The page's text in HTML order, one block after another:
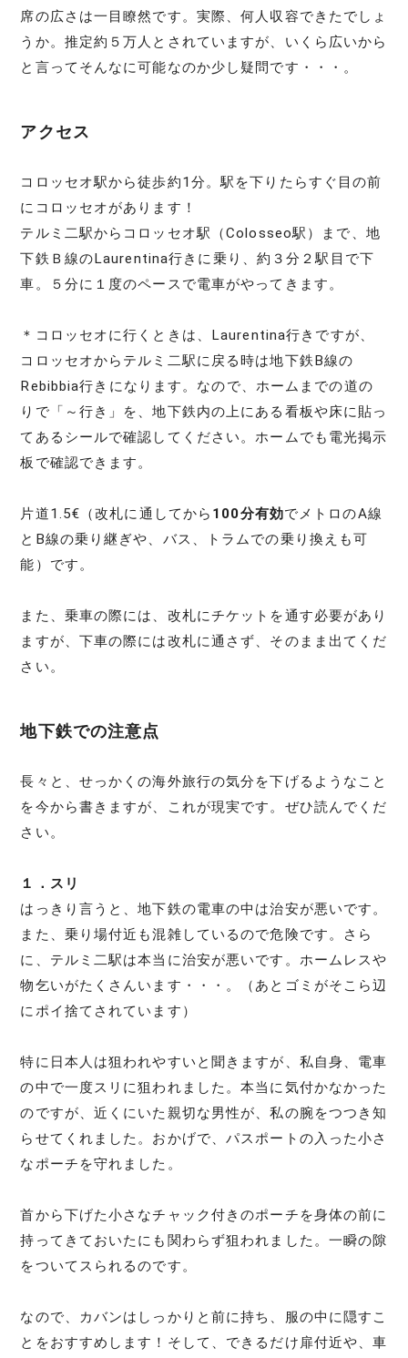
席の広さは一目瞭然です。実際、何人収容できたでしょ
うか。推定約５万人とされていますが、いくら広いから
と言ってそんなに可能なのか少し疑問です・・・。
アクセス
コロッセオ駅から徒歩約1分。駅を下りたらすぐ目の前
にコロッセオがあります！
テルミ二駅からコロッセオ駅（Colosseo駅）まで、地
下鉄Ｂ線のLaurentina行きに乗り、約３分２駅目で下
車。５分に１度のペースで電車がやってきます。
＊コロッセオに行くときは、Laurentina行きですが、
コロッセオからテルミ二駅に戻る時は地下鉄B線の
Rebibbia行きになります。なので、ホームまでの道の
りで「～行き」を、地下鉄内の上にある看板や床に貼っ
てあるシールで確認してください。ホームでも電光掲示
板で確認できます。
片道1.5€（改札に通してから 100分有効でメトロのA線
とB線の乗り継ぎや、バス、トラムでの乗り換えも可
能）です。
また、乗車の際には、改札にチケットを通す必要があり
ますが、下車の際には改札に通さず、そのまま出てくだ
さい。
地下鉄での注意点
長々と、せっかくの海外旅行の気分を下げるようなこと
を今から書きますが、これが現実です。ぜひ読んでくだ
さい。
１．スリ
はっきり言うと、地下鉄の電車の中は治安が悪いです。
また、乗り場付近も混雑しているので危険です。さら
に、テルミ二駅は本当に治安が悪いです。ホームレスや
物乞いがたくさんいます・・・。（あとゴミがそこら辺
にポイ捨てされています）
特に日本人は狙われやすいと聞きますが、私自身、電車
の中で一度スリに狙われました。本当に気付かなかった
のですが、近くにいた親切な男性が、私の腕をつつき知
らせてくれました。おかげで、パスポートの入った小さ
なポーチを守れました。
首から下げた小さなチャック付きのポーチを身体の前に
持ってきておいたにも関わらず狙われました。一瞬の隙
をついてスられるのです。
なので、カバンはしっかりと前に持ち、服の中に隠すこ
とをおすすめします！そして、できるだけ扉付近や、車